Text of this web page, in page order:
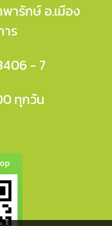
ารักษ์ อ.เมือง
ร
- 7
ทุกวัน